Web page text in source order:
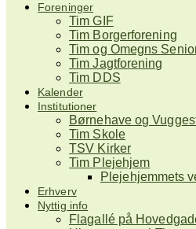
Foreninger
Tim GIF
Tim Borgerforening
Tim og Omegns
Tim Jagtforening
Tim DDS
Kalender
Institutioner
Børnehave og
Tim Skole
TSV Kirker
Tim Plejehjem
Plejehjemmets
Erhverv
Nyttig info
Flagallé på